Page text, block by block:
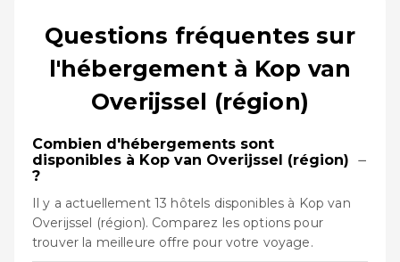
Questions fréquentes sur
l'hébergement à Kop van
Overijssel (région)
Combien d'hébergements sont
disponibles à Kop van Overijssel (région)
?
−
Il y a actuellement 13 hôtels disponibles à Kop van
Overijssel (région). Comparez les options pour
trouver la meilleure offre pour votre voyage.